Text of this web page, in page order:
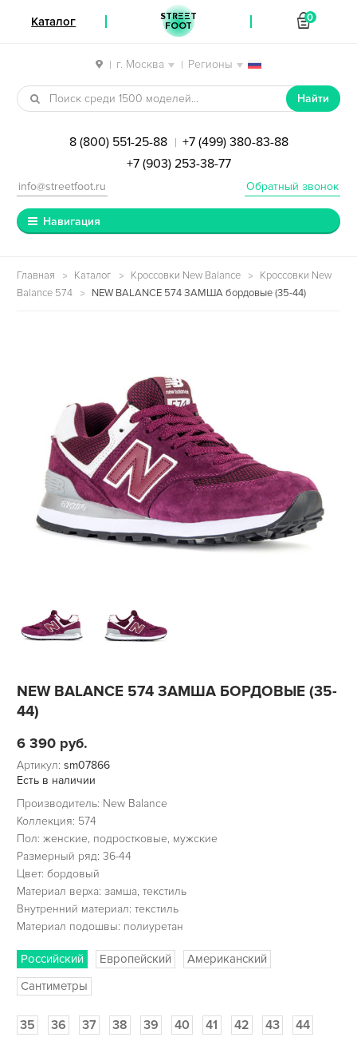
| г. Москва | Регионы
Перейти к навигации
Перейти к содержимому
Найти
8 (800) 551-25-88 | +7 (499) 380-83-88
+7 (903) 253-38-77
Обратный звонок
info@streetfoot.ru
Навигация
Главная Каталог Кроссовки New Balance
Кроссовки New
Balance 574
NEW BALANCE 574 ЗАМША бордовые (35-44)
NEW BALANCE 574 ЗАМША БОРДОВЫЕ (35-
44)
6 390 руб.
Артикул: sm07866
Есть в наличии
Производитель: New Balance
Коллекция: 574
Пол: женские, подростковые, мужские
Размерный ряд: 36-44
Цвет: бордовый
Материал верха: замша, текстиль
Внутренний материал: текстиль
Материал подошвы: полиуретан
Российский Европейский
Американский
Сантиметры
35 36 37 38 39 40 41 42 43 44
Каталог STREET
FOOT
0